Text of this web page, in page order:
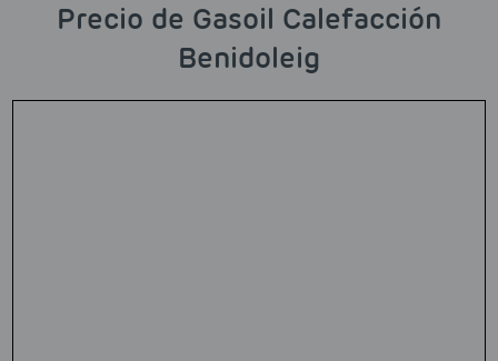
Precio de Gasoil Calefacción
Benidoleig